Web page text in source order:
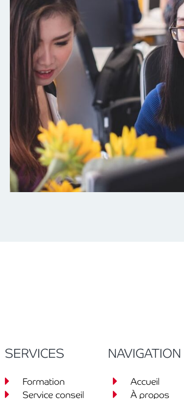
SERVICES
Formation
Service conseil
NAVIGATION
Accueil
À propos